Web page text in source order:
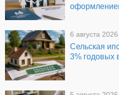
6 августа 2026
Сельская
3% годовых